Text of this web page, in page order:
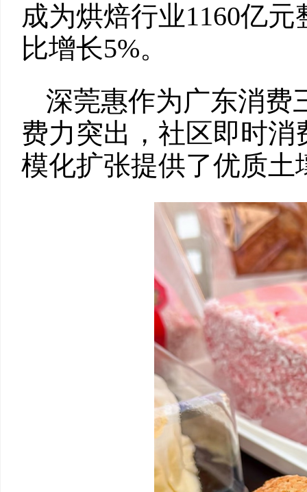
成为烘焙行业1160亿
比增长5%。
深莞惠作为广东消费
费力突出，社区即时
模化扩张提供了优质土